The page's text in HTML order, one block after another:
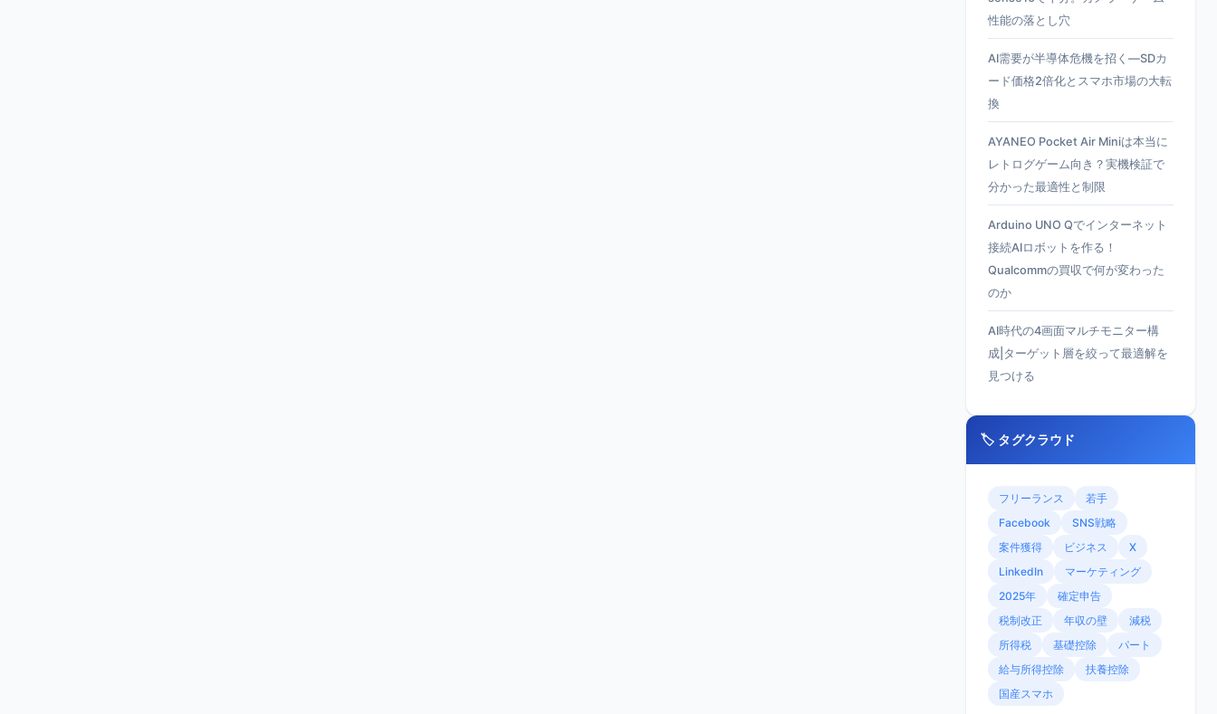
性能の落とし穴
AI需要が半導体危機を招く—SDカ
ード価格2倍化とスマホ市場の大転
換
AYANEO Pocket Air Miniは本当に
レトログゲーム向き？実機検証で
分かった最適性と制限
Arduino UNO Qでインターネット
接続AIロボットを作る！
Qualcommの買収で何が変わった
のか
AI時代の4画面マルチモニター構
成|ターゲット層を絞って最適解を
見つける
🏷️ タグクラウド
フリーランス
若手
Facebook
SNS戦略
案件獲得
ビジネス
X
LinkedIn
マーケティング
2025年
確定申告
税制改正
年収の壁
減税
所得税
基礎控除
パート
給与所得控除
扶養控除
国産スマホ